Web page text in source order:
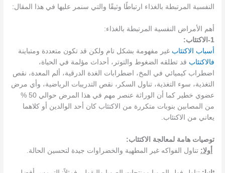
النفسية المرتبطة بالغذاء ارتباطًا وثيقًا والتي سنمر عليها في هذا المقال:
أهم الأمراض النفسية المرتبطة بالغذاء:
1-الاكتئاب:
أسباب الاكتئاب غير مفهومة بشكل تام ولكن قد تكون متعددة ومتباينة
فالاكتئاب قد تطلقه الضغوط والتوتر، أحداث مؤلمة في الحياة،
اضطراب كيميائي في المخ، اضطرابات الغدة الدرقية، ألم المعدة، نقص
التغذية، سوء التغذية، تناول السكر، نقص التدريبات الرياضية، وأي مرض
عضوي خطير كما أن الوراثة عنصر مهم في هذا المرض حوالي 50 %
من المصابين بنوبات متكررة من الاكتئاب كان أحد الوالدين أو كلاهما
يعاني من الاكتئاب.
توصيات هامة لمعالجة الاكتئاب:
أولا‏:‏ تناول الفواكه غير المطهية والخضراوات‏ جيدة لتحسين الحالة.‏